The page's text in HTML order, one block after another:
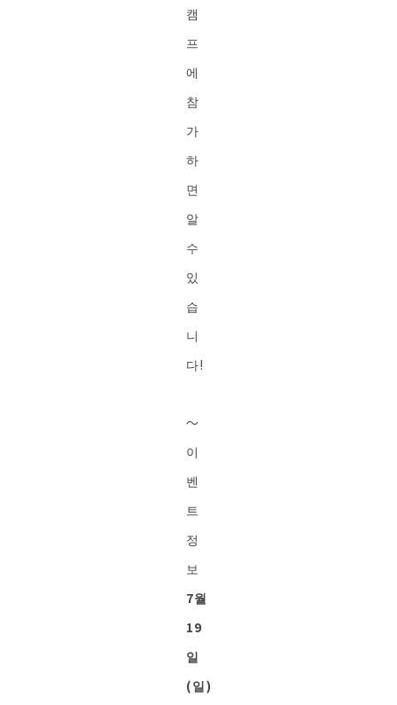
캠
프
에
참
가
하
면
알
수
있
습
니
다!
～
이
벤
트
정
보
7월
19
일
(일)